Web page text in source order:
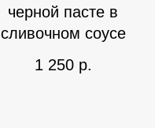
черной пасте в
сливочном соусе
1 250 р.